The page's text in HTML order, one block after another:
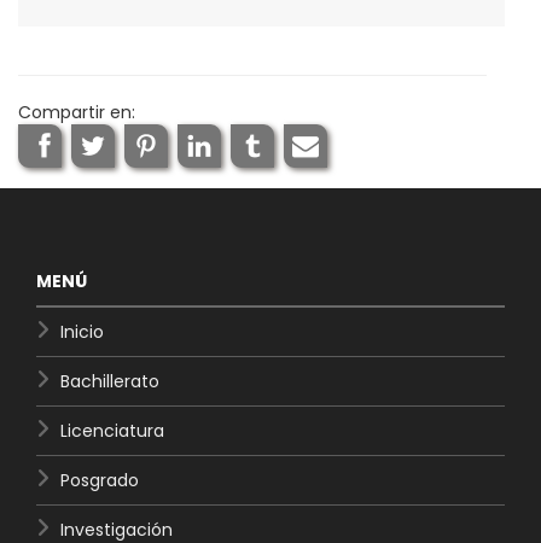
Compartir en:
MENÚ
Inicio
Bachillerato
Licenciatura
Posgrado
Investigación